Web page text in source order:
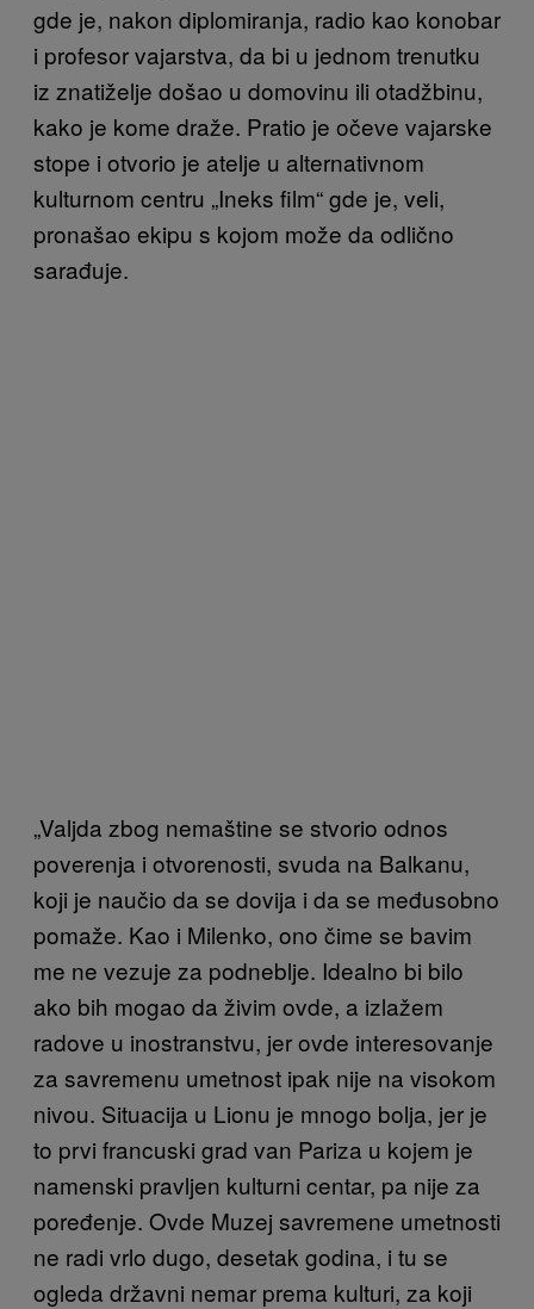
gde je, nakon diplomiranja, radio kao konobar
i profesor vajarstva, da bi u jednom trenutku
iz znatiželje došao u domovinu ili otadžbinu,
kako je kome draže. Pratio je očeve vajarske
stope i otvorio je atelje u alternativnom
kulturnom centru „Ineks film“ gde je, veli,
pronašao ekipu s kojom može da odlično
sarađuje.
„Valjda zbog nemaštine se stvorio odnos
poverenja i otvorenosti, svuda na Balkanu,
koji je naučio da se dovija i da se međusobno
pomaže. Kao i Milenko, ono čime se bavim
me ne vezuje za podneblje. Idealno bi bilo
ako bih mogao da živim ovde, a izlažem
radove u inostranstvu, jer ovde interesovanje
za savremenu umetnost ipak nije na visokom
nivou. Situacija u Lionu je mnogo bolja, jer je
to prvi francuski grad van Pariza u kojem je
namenski pravljen kulturni centar, pa nije za
poređenje. Ovde Muzej savremene umetnosti
ne radi vrlo dugo, desetak godina, i tu se
ogleda državni nemar prema kulturi, za koji